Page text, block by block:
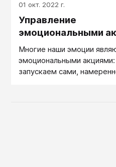
отвращения. Если ее
и развивать, ее
временем возможным
отвратительным не
01 окт. 2022 г.
Управление
эмоциональными
Многие наши эмоции
эмоциональными
запускаем сами,